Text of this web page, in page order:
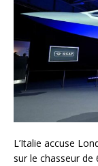
L’Italie accuse
sur le chasseur de